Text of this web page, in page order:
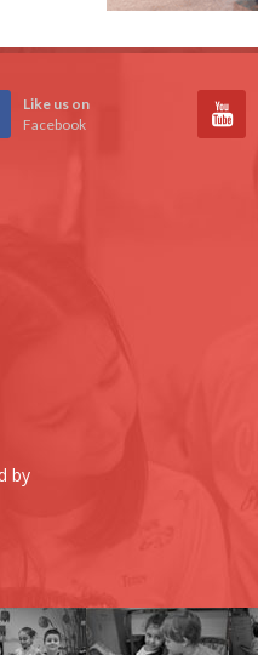
Like us on
Facebook
by